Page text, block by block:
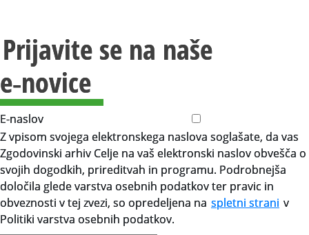
Prijavite se na naše
e‑novice
E-naslov
Z vpisom svojega elektronskega naslova soglašate, da vas
Zgodovinski arhiv Celje na vaš elektronski naslov obvešča o
svojih dogodkih, prireditvah in programu. Podrobnejša
določila glede varstva osebnih podatkov ter pravic in
obveznosti v tej zvezi, so opredeljena na spletni strani v
Politiki varstva osebnih podatkov.